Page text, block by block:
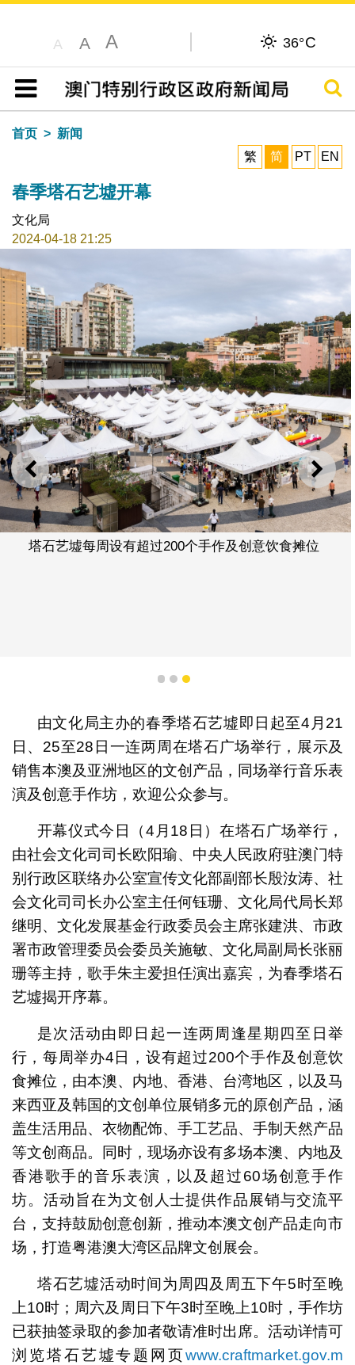
A A A 36°C
目录
搜寻
首页
新闻
繁
简 PT EN
春季塔石艺墟开幕
文化局
2024-04-18 21:25
上一则 下一
塔石艺墟每周设有超过200个手作及创意饮食摊位
1 2 3
由文化局主办的春季塔石艺墟即日起至4月21
日、25至28日一连两周在塔石广场举行，展示及
销售本澳及亚洲地区的文创产品，同场举行音乐表
演及创意手作坊，欢迎公众参与。
开幕仪式今日（4月18日）在塔石广场举行，
由社会文化司司长欧阳瑜、中央人民政府驻澳门特
别行政区联络办公室宣传文化部副部长殷汝涛、社
会文化司司长办公室主任何钰珊、文化局代局长郑
继明、文化发展基金行政委员会主席张建洪、市政
署市政管理委员会委员关施敏、文化局副局长张丽
珊等主持，歌手朱主爱担任演出嘉宾，为春季塔石
艺墟揭开序幕。
是次活动由即日起一连两周逢星期四至日举
行，每周举办4日，设有超过200个手作及创意饮
食摊位，由本澳、内地、香港、台湾地区，以及马
来西亚及韩国的文创单位展销多元的原创产品，涵
盖生活用品、衣物配饰、手工艺品、手制天然产品
等文创商品。同时，现场亦设有多场本澳、内地及
香港歌手的音乐表演，以及超过60场创意手作
坊。活动旨在为文创人士提供作品展销与交流平
台，支持鼓励创意创新，推动本澳文创产品走向市
场，打造粤港澳大湾区品牌文创展会。
塔石艺墟活动时间为周四及周五下午5时至晚
上10时；周六及周日下午3时至晚上10时，手作坊
已获抽签录取的参加者敬请准时出席。活动详情可
浏览塔石艺墟专题网页www.craftmarket.gov.m